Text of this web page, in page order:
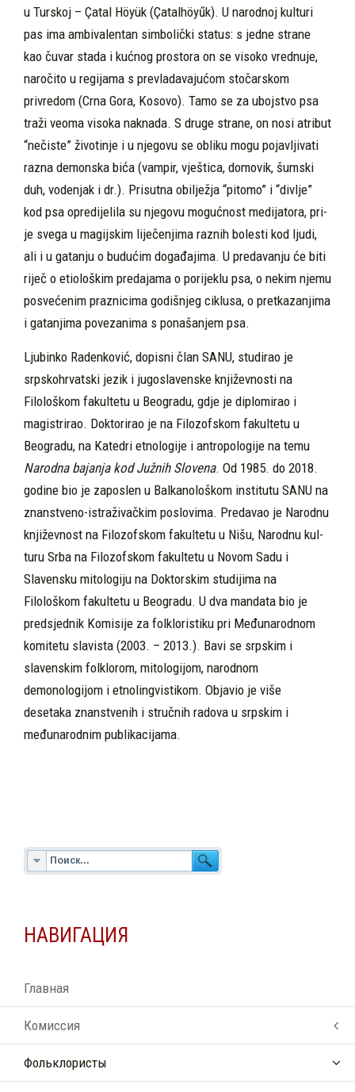
u Turskoj – Çatal Höyük (Çatalhöyűk). U narodnoj kulturi
pas ima ambivalentan simbolički status: s jedne strane
kao čuvar stada i kućnog prostora on se visoko vrednuje,
naročito u regijama s prevladavajućom stočarskom
privredom (Crna Gora, Kosovo). Tamo se za ubojstvo psa
traži veoma visoka nakna­da. S druge strane, on nosi atribut
“nečiste” životinje i u njegovu se obliku mogu pojavljivati
razna demonska bića (vampir, vještica, domovik, šumski
duh, vodenjak i dr.). Prisutna obilježja “pitomo” i “divlje”
kod psa opredijelila su njegovu mogućnost medijatora, pri­
je svega u magijskim liječenjima raznih bolesti kod ljudi,
ali i u gatanju o budućim događajima. U pre­davanju će biti
riječ o etiološkim predajama o po­rijeklu psa, o nekim njemu
posvećenim praznicima godišnjeg ciklusa, o pretkazanjima
i gatanjima po­vezanima s ponašanjem psa.
Ljubinko Radenković, dopisni član SANU, studirao je
srpskohrvatski jezik i jugoslavenske književnosti na
Filološkom fakultetu u Beogra­du, gdje je diplomirao i
magistrirao. Doktorirao je na Filozofskom fakultetu u
Beogradu, na Ka­tedri etnologije i antropologije na temu
Narod­na bajanja kod Južnih Slovena. Od 1985. do 2018.
godine bio je zaposlen u Balkanološkom institutu SANU na
znanstveno-istraživačkim poslovima. Predavao je Narodnu
književnost na Filozofskom fakultetu u Nišu, Narodnu kul­
turu Srba na Filozofskom fakultetu u Novom Sadu i
Slavensku mitologiju na Doktorskim studijima na
Filološkom fakultetu u Beogra­du. U dva mandata bio je
predsjednik Komisi­je za folkloristiku pri Međunarodnom
komite­tu slavista (2003. – 2013.). Bavi se srpskim i
slavenskim folklorom, mitologijom, narodnom
demonologijom i etnolingvistikom. Objavio je više
desetaka znanstvenih i stručnih radova u srpskim i
međunarodnim publikacijama.
НАВИГАЦИЯ
Главная
Комиссия
Фольклористы